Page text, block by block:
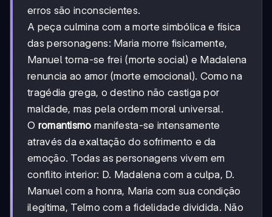
erros são inconscientes.
A peça culmina com a morte simbólica e física
das personagens: Maria morre fisicamente,
Manuel torna-se frei (morte social) e Madalena
renuncia ao amor (morte emocional). Como na
tragédia grega, o destino não castiga por
maldade, mas pela ordem moral universal.
O romantismo manifesta-se intensamente
através da exaltação do sofrimento e da
emoção. Todas as personagens vivem em
conflito interior: D. Madalena com a culpa, D.
Manuel com a honra, Maria com sua condição
ilegítima, Telmo com a fidelidade dividida. Não